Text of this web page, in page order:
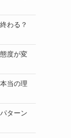
わる？
度が変
当の理
ターン